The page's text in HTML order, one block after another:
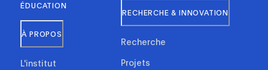
ÉDUCATION
À PROPOS
L'institut
RECHERCHE & INNOVATION
Recherche
Projets